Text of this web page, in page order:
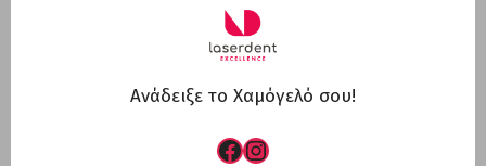
Ανάδειξε το Χαμόγελό σου!
Facebook
Instagram